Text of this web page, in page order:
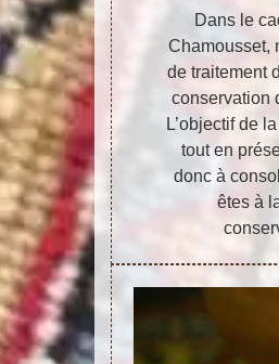
Dans le
Chamousset,
de traitement
conservation
L’objectif de
tout en
donc à
êtes à